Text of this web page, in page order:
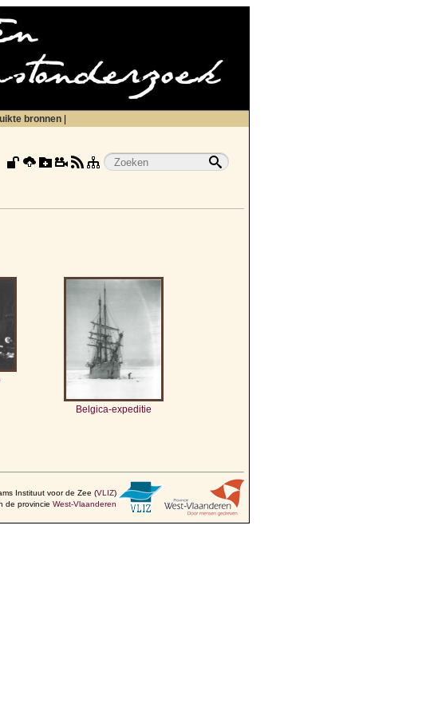
bronnen
Belgica-expeditie
Instituut voor de Zee (VLIZ)
de provincie West-Vlaanderen